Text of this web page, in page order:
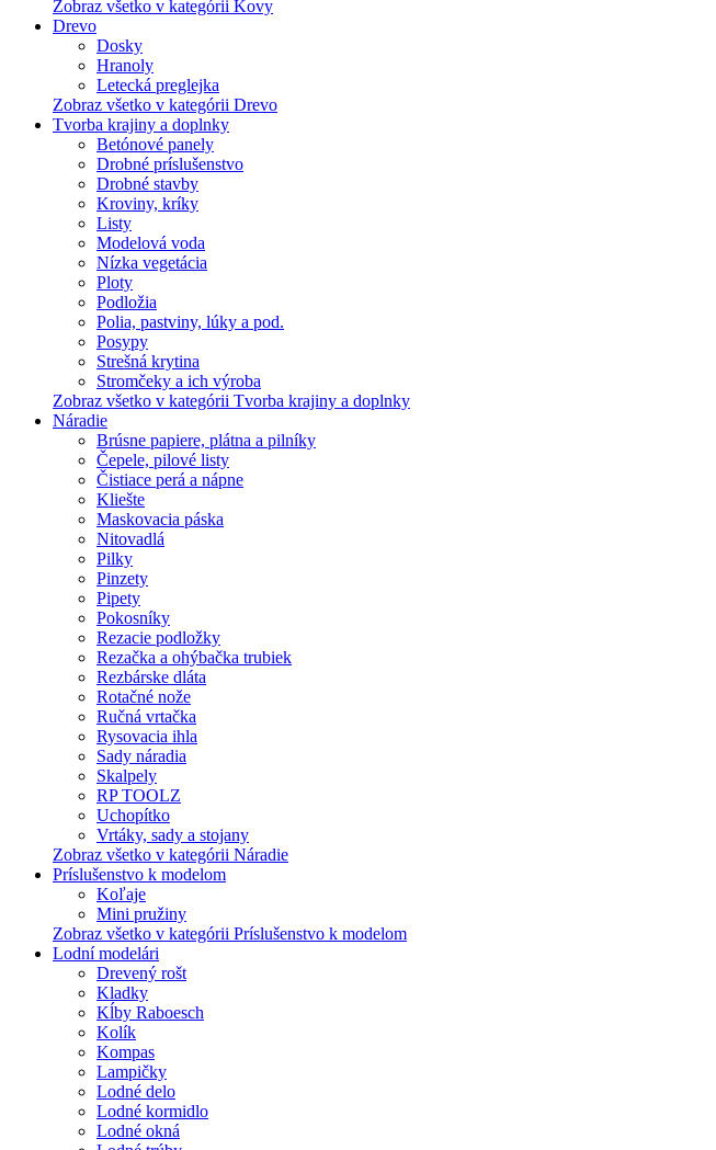
Zobraz všetko v kategórii Kovy
Drevo
Dosky
Hranoly
Letecká preglejka
Zobraz všetko v kategórii Drevo
Tvorba krajiny a doplnky
Betónové panely
Drobné príslušenstvo
Drobné stavby
Kroviny, kríky
Listy
Modelová voda
Nízka vegetácia
Ploty
Podložia
Polia, pastviny, lúky a pod.
Posypy
Strešná krytina
Stromčeky a ich výroba
Zobraz všetko v kategórii Tvorba krajiny a doplnky
Náradie
Brúsne papiere, plátna a pilníky
Čepele, pilové listy
Čistiace perá a nápne
Kliešte
Maskovacia páska
Nitovadlá
Pilky
Pinzety
Pipety
Pokosníky
Rezacie podložky
Rezačka a ohýbačka trubiek
Rezbárske dláta
Rotačné nože
Ručná vrtačka
Rysovacia ihla
Sady náradia
Skalpely
RP TOOLZ
Uchopítko
Vrtáky, sady a stojany
Zobraz všetko v kategórii Náradie
Príslušenstvo k modelom
Koľaje
Mini pružiny
Zobraz všetko v kategórii Príslušenstvo k modelom
Lodní modelári
Drevený rošt
Kladky
Kĺby Raboesch
Kolík
Kompas
Lampičky
Lodné delo
Lodné kormidlo
Lodné okná